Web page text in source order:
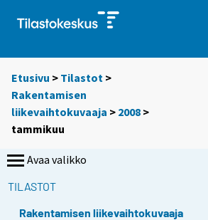
Etusivu > Tilastot >
Rakentamisen
liikevaihtokuvaaja > 2008 >
tammikuu
Avaa valikko
TILASTOT
Rakentamisen liikevaihtokuvaaja